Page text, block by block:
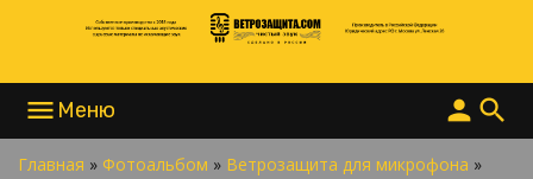
menu search
person
Главная » Фотоальбом » Ветрозащита для микрофона »